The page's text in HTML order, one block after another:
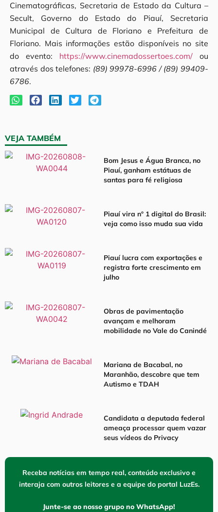
Cinematográficas, Secretaria de Estado da Cultura –
Secult, Governo do Estado do Piauí, Secretaria
Municipal de Cultura de Floriano e Prefeitura de
Floriano. Mais informações estão disponíveis no site
do evento: https://www.cinemadossertoes.com/ ou
através dos telefones: (89) 99978-6996 / (89) 99409-
6786.
VEJA TAMBÉM
Bom Jesus e Água Branca, no
Piauí, ganham estátuas de
santas para fé religiosa
Piauí vira nº 1 digital do Brasil:
veja como isso muda sua vida
Piauí lucra com exportações e
registra forte crescimento em
julho
Obras de pavimentação
avançam e melhoram
mobilidade no Vale do Canindé
Mariana de Bacabal, no
Maranhão, descobre que tem
Autismo e TDAH
Candidata a deputada federal
ameaça processar quem vazar
seus vídeos do Privacy
Receba notícias em tempo real, conteúdo exclusivo e
interaja com outros leitores e a equipe do portal LuzEs.
Junte-se ao nosso grupo no WhatsApp!